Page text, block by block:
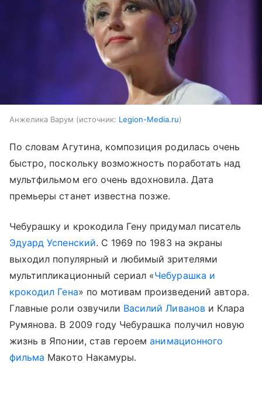
Анжелика Варум источник: Legion-Media.ru
По словам Агутина, композиция родилась очень
быстро, поскольку возможность поработать над
мультфильмом его очень вдохновила. Дата
премьеры станет известна позже.
Чебурашку и крокодила Гену придумал писатель
Эдуард Успенский. С 1969 по 1983 на экраны
выходил популярный и любимый зрителями
мультипликационный сериал «Чебурашка и
крокодил Гена» по мотивам произведений автора.
Главные роли озвучили Василий Ливанови Клара
Румянова. В 2009 году Чебурашка получил новую
жизнь в Японии, став героеманимационного
фильма Макото Накамуры.